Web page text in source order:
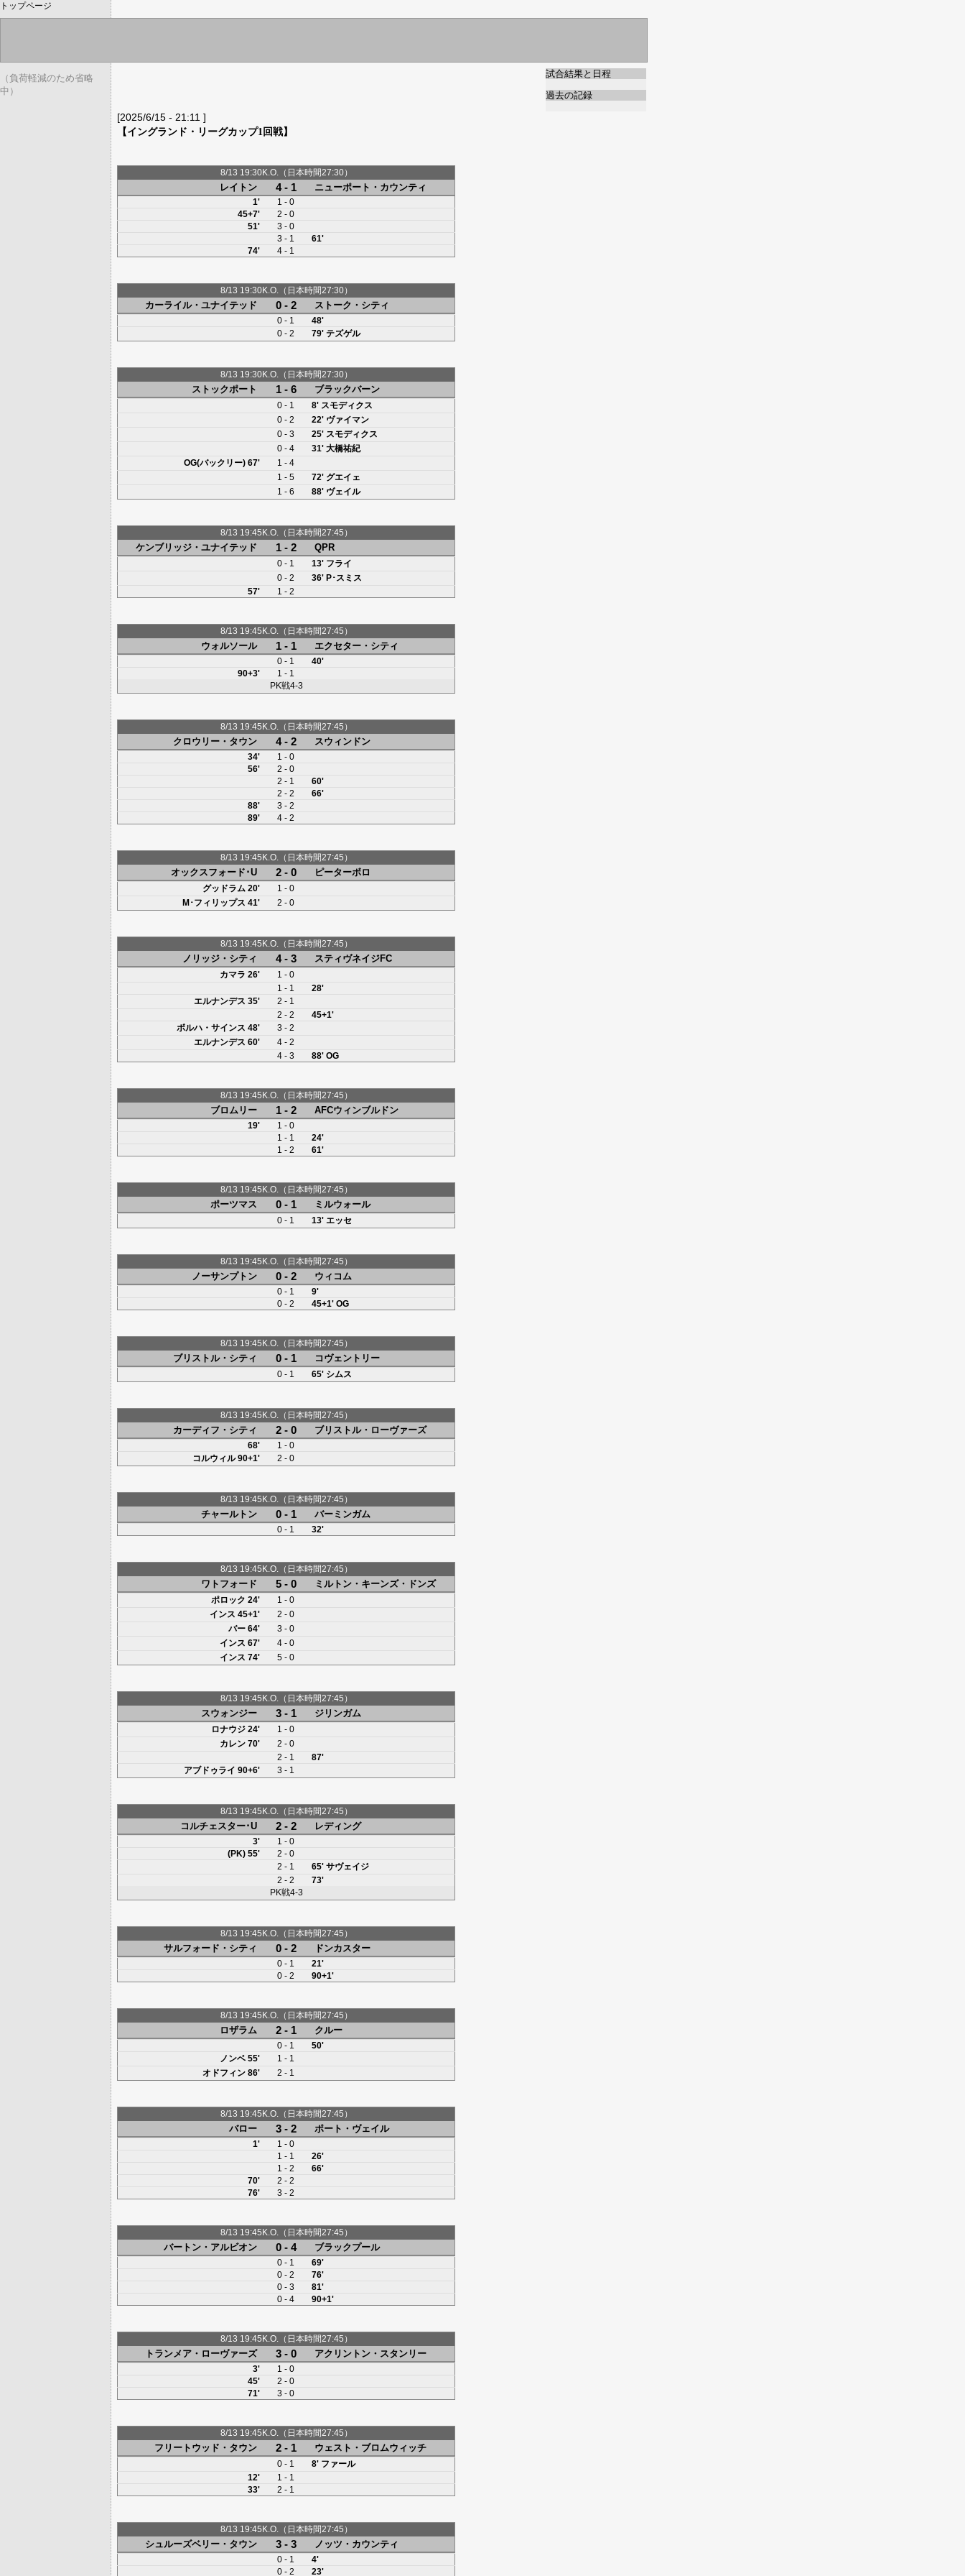
トップページ
（負荷軽減のため省略
中）
試合結果と日程
過去の記録
[2025/6/15 - 21:11 ]
【イングランド・リーグカップ1回戦】
8/13 19:30K.O.（日本時間27:30）
レイトン 4 - 1 ニューポート・カウンティ
1'
1 - 0
45+7'
2 - 0
51'
3 - 0
3 - 1
61'
74'
4 - 1
8/13 19:30K.O.（日本時間27:30）
カーライル・ユナイテッド 0 - 2 ストーク・シティ
0 - 1
48'
0 - 2
79' テズゲル
8/13 19:30K.O.（日本時間27:30）
ストックポート 1 - 6 ブラックバーン
0 - 1 8' スモディクス
0 - 2
22' ヴァイマン
0 - 3
25' スモディクス
0 - 4
31' 大橋祐紀
OG(バックリー) 67'
1 - 4
1 - 5
72' グエイェ
1 - 6
88' ヴェイル
8/13 19:45K.O.（日本時間27:45）
ケンブリッジ・ユナイテッド 1 - 2 QPR
0 - 1 13' フライ
0 - 2
36' P･スミス
57'
1 - 2
8/13 19:45K.O.（日本時間27:45）
ウォルソール 1 - 1 エクセター・シティ
0 - 1
40'
90+3'
1 - 1
PK戦4-3
8/13 19:45K.O.（日本時間27:45）
クロウリー・タウン 4 - 2 スウィンドン
34'
1 - 0
56'
2 - 0
2 - 1
60'
2 - 2
66'
88'
3 - 2
89'
4 - 2
8/13 19:45K.O.（日本時間27:45）
オックスフォード･U 2 - 0 ピーターボロ
グッドラム 20'
1 - 0
M･フィリップス 41' 2 - 0
8/13 19:45K.O.（日本時間27:45）
ノリッジ・シティ 4 - 3 スティヴネイジFC
カマラ 26'
1 - 0
1 - 1
28'
エルナンデス 35'
2 - 1
2 - 2
45+1'
ボルハ・サインス 48'
3 - 2
エルナンデス 60'
4 - 2
4 - 3
88' OG
8/13 19:45K.O.（日本時間27:45）
ブロムリー 1 - 2 AFCウィンブルドン
19'
1 - 0
1 - 1
24'
1 - 2
61'
8/13 19:45K.O.（日本時間27:45）
ポーツマス 0 - 1 ミルウォール
0 - 1 13' エッセ
8/13 19:45K.O.（日本時間27:45）
ノーサンプトン 0 - 2 ウィコム
0 - 1
9'
0 - 2
45+1' OG
8/13 19:45K.O.（日本時間27:45）
ブリストル・シティ 0 - 1 コヴェントリー
0 - 1 65' シムス
8/13 19:45K.O.（日本時間27:45）
カーディフ・シティ 2 - 0 ブリストル・ローヴァーズ
68'
1 - 0
コルウィル90+1' 2 - 0
8/13 19:45K.O.（日本時間27:45）
チャールトン 0 - 1 バーミンガム
0 - 1 32'
8/13 19:45K.O.（日本時間27:45）
ワトフォード 5 - 0 ミルトン・キーンズ・ドンズ
ポロック 24'
1 - 0
インス 45+1'
2 - 0
バー 64'
3 - 0
インス 67'
4 - 0
インス 74' 5 - 0
8/13 19:45K.O.（日本時間27:45）
スウォンジー 3 - 1 ジリンガム
ロナウジ 24'
1 - 0
カレン 70'
2 - 0
2 - 1
87'
アブドゥライ 90+6' 3 - 1
8/13 19:45K.O.（日本時間27:45）
コルチェスター･U 2 - 2 レディング
3'
1 - 0
(PK) 55'
2 - 0
2 - 1
65' サヴェイジ
2 - 2
73'
PK戦4-3
8/13 19:45K.O.（日本時間27:45）
サルフォード・シティ 0 - 2 ドンカスター
0 - 1
21'
0 - 2
90+1'
8/13 19:45K.O.（日本時間27:45）
ロザラム 2 - 1 クルー
0 - 1
50'
ノンベ 55'
1 - 1
オドフィン 86' 2 - 1
8/13 19:45K.O.（日本時間27:45）
バロー 3 - 2 ポート・ヴェイル
1'
1 - 0
1 - 1
26'
1 - 2
66'
70'
2 - 2
76'
3 - 2
8/13 19:45K.O.（日本時間27:45）
バートン・アルビオン 0 - 4 ブラックプール
0 - 1
69'
0 - 2
76'
0 - 3
81'
0 - 4
90+1'
8/13 19:45K.O.（日本時間27:45）
トランメア・ローヴァーズ 3 - 0 アクリントン・スタンリー
3'
1 - 0
45'
2 - 0
71'
3 - 0
8/13 19:45K.O.（日本時間27:45）
フリートウッド・タウン 2 - 1 ウェスト・ブロムウィッチ
0 - 1 8' ファール
12'
1 - 1
33'
2 - 1
8/13 19:45K.O.（日本時間27:45）
シュルーズベリー・タウン 3 - 3 ノッツ・カウンティ
0 - 1
4'
0 - 2
23'